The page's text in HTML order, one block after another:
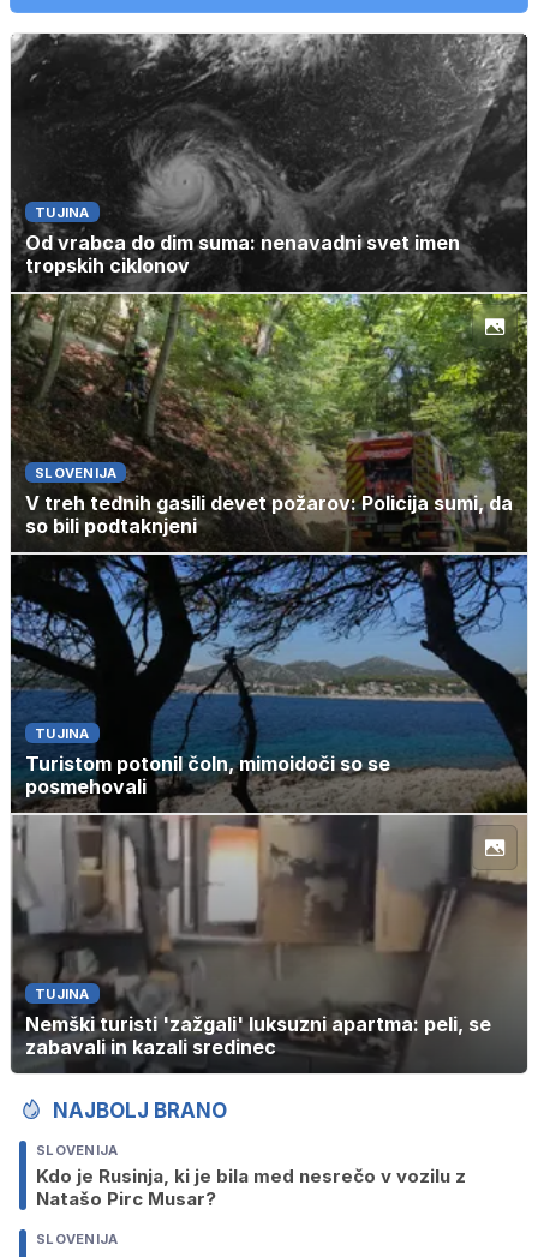
TUJINA
Od vrabca do dim suma: nenavadni svet imen
tropskih ciklonov
SLOVENIJA
V treh tednih gasili devet požarov: Policija sumi, da
so bili podtaknjeni
TUJINA
Turistom potonil čoln, mimoidoči so se
posmehovali
TUJINA
Nemški turisti 'zažgali' luksuzni apartma: peli, se
zabavali in kazali sredinec
NAJBOLJ BRANO
SLOVENIJA
Kdo je Rusinja, ki je bila med nesrečo v vozilu z
Natašo Pirc Musar?
SLOVENIJA